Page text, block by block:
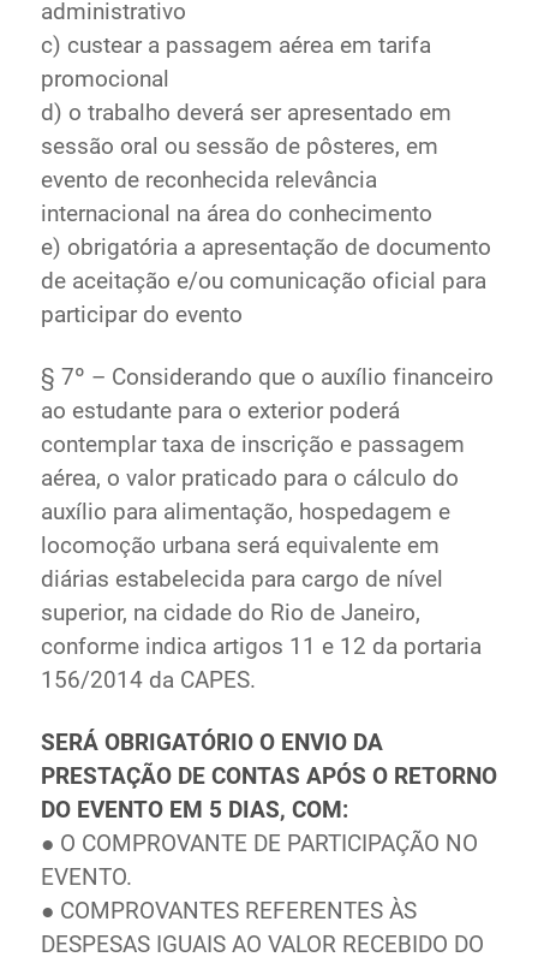
administrativo
c) custear a passagem aérea em tarifa
promocional
d) o trabalho deverá ser apresentado em
sessão oral ou sessão de pôsteres, em
evento de reconhecida relevância
internacional na área do conhecimento
e) obrigatória a apresentação de documento
de aceitação e/ou comunicação oficial para
participar do evento
§ 7º – Considerando que o auxílio financeiro
ao estudante para o exterior poderá
contemplar taxa de inscrição e passagem
aérea, o valor praticado para o cálculo do
auxílio para alimentação, hospedagem e
locomoção urbana será equivalente em
diárias estabelecida para cargo de nível
superior, na cidade do Rio de Janeiro,
conforme indica artigos 11 e 12 da portaria
156/2014 da CAPES.
SERÁ OBRIGATÓRIO O ENVIO DA
PRESTAÇÃO DE CONTAS APÓS O RETORNO
DO EVENTO EM 5 DIAS, COM:
● O COMPROVANTE DE PARTICIPAÇÃO NO
EVENTO.
● COMPROVANTES REFERENTES ÀS
DESPESAS IGUAIS AO VALOR RECEBIDO DO